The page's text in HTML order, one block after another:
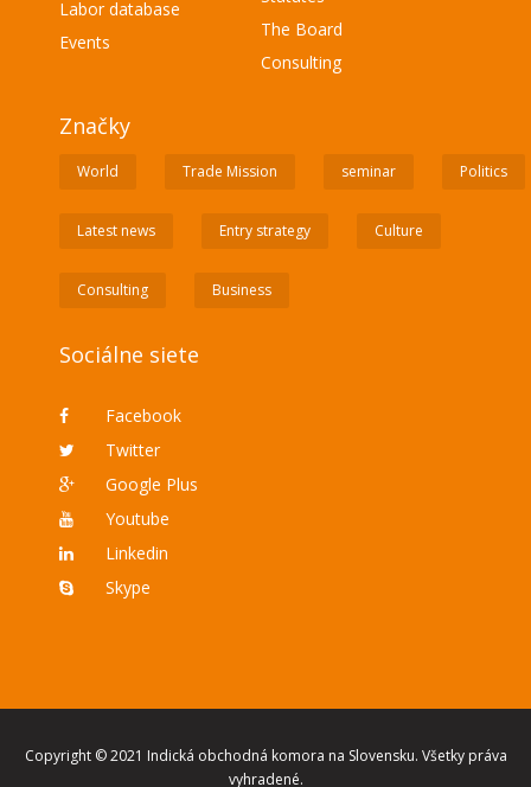
Labor database
Events
The Board
Consulting
Značky
World Trade Mission seminar Politics
Latest news Entry strategy Culture
Consulting Business
Sociálne siete
Facebook
Twitter
Google Plus
Youtube
Linkedin
Skype
Copyright © 2021 Indická obchodná komora na Slovensku. Všetky práva
vyhradené.